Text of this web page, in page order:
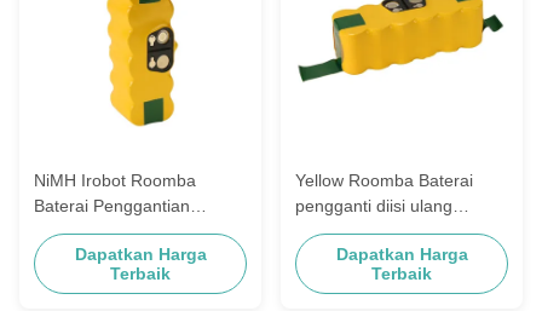
NiMH Irobot Roomba
Baterai Penggantian
3000mAh 14.4V untuk Aps
Vacuum Cleaner
Dapatkan Harga
Terbaik
Yellow Roomba Baterai
pengganti diisi ulang
3500mAh 14.4V
Dapatkan Harga
Terbaik